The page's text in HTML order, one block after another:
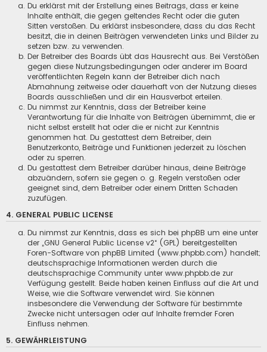
Du erklärst mit der Erstellung eines Beitrags, dass er keine
Inhalte enthält, die gegen geltendes Recht oder die guten
Sitten verstoßen. Du erklärst insbesondere, dass du das Recht
besitzt, die in deinen Beiträgen verwendeten Links und Bilder zu
setzen bzw. zu verwenden.
Der Betreiber des Boards übt das Hausrecht aus. Bei Verstößen
gegen diese Nutzungsbedingungen oder anderer im Board
veröffentlichten Regeln kann der Betreiber dich nach
Abmahnung zeitweise oder dauerhaft von der Nutzung dieses
Boards ausschließen und dir ein Hausverbot erteilen.
Du nimmst zur Kenntnis, dass der Betreiber keine
Verantwortung für die Inhalte von Beiträgen übernimmt, die er
nicht selbst erstellt hat oder die er nicht zur Kenntnis
genommen hat. Du gestattest dem Betreiber, dein
Benutzerkonto, Beiträge und Funktionen jederzeit zu löschen
oder zu sperren.
Du gestattest dem Betreiber darüber hinaus, deine Beiträge
abzuändern, sofern sie gegen o. g. Regeln verstoßen oder
geeignet sind, dem Betreiber oder einem Dritten Schaden
zuzufügen.
4. GENERAL PUBLIC LICENSE
Du nimmst zur Kenntnis, dass es sich bei phpBB um eine unter
der „GNU General Public License v2“ (GPL) bereitgestellten
Foren-Software von phpBB Limited (www.phpbb.com) handelt;
deutschsprachige Informationen werden durch die
deutschsprachige Community unter www.phpbb.de zur
Verfügung gestellt. Beide haben keinen Einfluss auf die Art und
Weise, wie die Software verwendet wird. Sie können
insbesondere die Verwendung der Software für bestimmte
Zwecke nicht untersagen oder auf Inhalte fremder Foren
Einfluss nehmen.
5. GEWÄHRLEISTUNG